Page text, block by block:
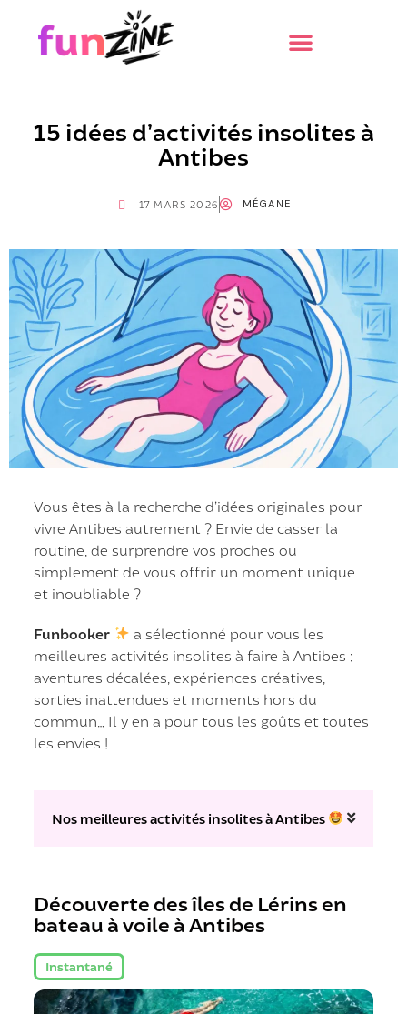
15 idées d’activités insolites à
Antibes
17 MARS 2026 MÉGANE
Vous êtes à la recherche d’idées originales pour
vivre Antibes autrement ? Envie de casser la
routine, de surprendre vos proches ou
simplement de vous offrir un moment unique
et inoubliable ?
Funbooker
a sélectionné pour vous les
meilleures activités insolites à faire à Antibes :
aventures décalées, expériences créatives,
sorties inattendues et moments hors du
commun… Il y en a pour tous les goûts et toutes
les envies !
Nos meilleures activités insolites à Antibes
Découverte des îles de Lérins en
bateau à voile à Antibes
Instantané